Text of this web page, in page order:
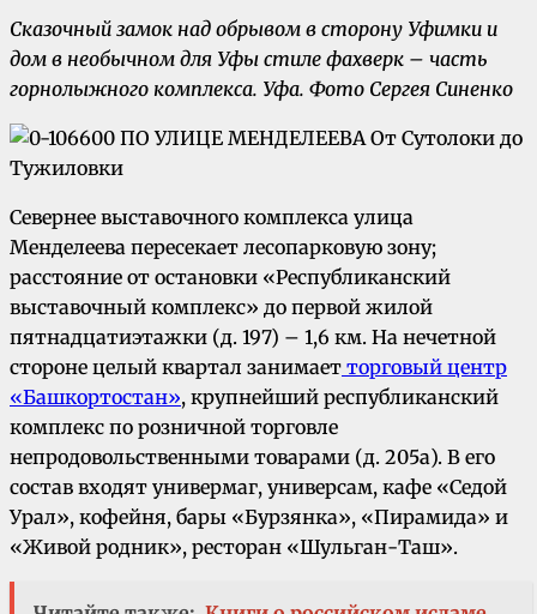
Сказочный замок над обрывом в сторону Уфимки и
дом в необычном для Уфы стиле фахверк – часть
горнолыжного комплекса. Уфа. Фото Сергея Синенко
Севернее выставочного комплекса улица
Менделеева пересекает лесопарковую зону;
расстояние от остановки «Республиканский
выставочный комплекс» до первой жилой
пятнадцатиэтажки (д. 197) – 1,6 км. На нечетной
стороне целый квартал занимает торговый центр
«Башкортостан», крупнейший республиканский
комплекс по розничной торговле
непродовольственными товарами (д. 205а). В его
состав входят универмаг, универсам, кафе «Седой
Урал», кофейня, бары «Бурзянка», «Пирамида» и
«Живой родник», ресторан «Шульган-Таш».